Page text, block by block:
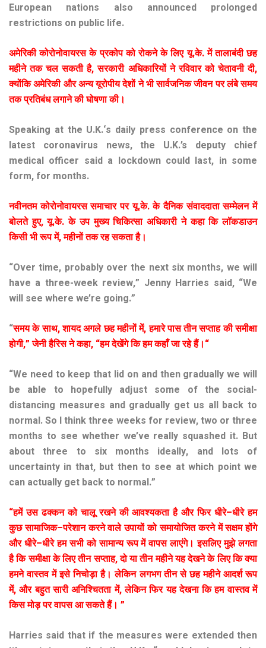
European nations also announced prolonged
restrictions on public life.
अमेरिकी कोरोनोवायरस के प्रकोप को रोकने के लिए यू.के.में तालाबंदी छह
महीने तक चल सकती है,सरकारी अधिकारियों ने रविवार को चेतावनी दी,
क्योंकिअमेरिकीऔरअन्ययूरोपीयदेशोंनेभीसार्वजनिकजीवनपरलंबेसमय
तकप्रतिबंधलगानेकीघोषणाकी।
Speaking at the U.K.‘s daily press conference on the
latest coronavirus news, the U.K.’s deputy chief
medical officer said a lockdown could last, in some
form, for months.
नवीनतम कोरोनोवायरस समाचार पर यू.के.के दैनिक संवाददाता सम्मेलन में
बोलते हुए,यू.के.के उप मुख्य चिकित्सा अधिकारी ने कहा कि लॉकडाउन
किसीभीरूपमें,महीनोंतकरहसकताहै।
“Over time, probably over the next six months, we will
have a three-week review,” Jenny Harries said, “We
will see where we’re going.”
“समयकेसाथ,शायदअगलेछहमहीनोंमें,हमारेपासतीनसप्ताहकीसमीक्षा
होगी,”जेनीहैरिसनेकहा, “हमदेखेंगेकिहमकहाँजारहेहैं।“
“We need to keep that lid on and then gradually we will
be able to hopefully adjust some of the social-
distancing measures and gradually get us all back to
normal. So I think three weeks for review, two or three
months to see whether we’ve really squashed it. But
about three to six months ideally, and lots of
uncertainty in that, but then to see at which point we
can actually get back to normal.”
“हमें उस ढक्कन को चालू रखने की आवश्यकता है और फिर धीरे–धीरे हम
कुछ सामाजिक–परेशान करने वाले उपायों को समायोजित करने में सक्षम होंगे
और धीरे–धीरे हम सभी को सामान्य रूप में वापस लाएंगे। इसलिए मुझे लगता
हैकिसमीक्षाकेलिएतीनसप्ताह,दोयातीनमहीनेयहदेखनेकेलिएकिक्या
हमने वास्तव में इसे निचोड़ा है। लेकिन लगभग तीन से छह महीने आदर्श रूप
में,और बहुत सारी अनिश्चितता में,लेकिन फिर यह देखना कि हम वास्तव में
किसमोड़परवापसआसकतेहैं। ”
Harries said that if the measures were extended then